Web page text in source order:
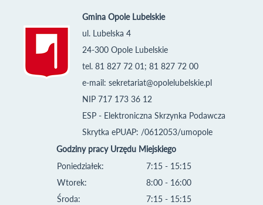
Gmina Opole Lubelskie
ul. Lubelska 4
24-300 Opole Lubelskie
tel. 81 827 72 01; 81 827 72 00
e-mail: sekretariat@opolelubelskie.pl
NIP 717 173 36 12
ESP - Elektroniczna Skrzynka Podawcza
Skrytka ePUAP: /0612053/umopole
Godziny pracy Urzędu Miejskiego
Poniedziałek:
Wtorek:
Środa:
7:15 - 15:15
8:00 - 16:00
7:15 - 15:15